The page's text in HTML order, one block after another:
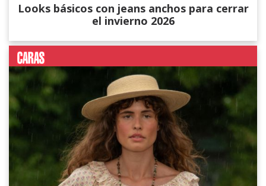
Looks básicos con jeans anchos para cerrar
el invierno 2026